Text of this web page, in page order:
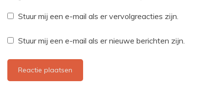
Stuur mij een e-mail als er vervolgreacties zijn.
Stuur mij een e-mail als er nieuwe berichten zijn.